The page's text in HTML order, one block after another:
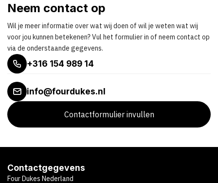
Neem contact op
Wil je meer informatie over wat wij doen of wil je weten wat wij
voor jou kunnen betekenen? Vul het formulier in of neem contact op
via de onderstaande gegevens.
+316 154 989 14
info@fourdukes.nl
Contactformulier invullen
Contactgegevens
Four Dukes Nederland